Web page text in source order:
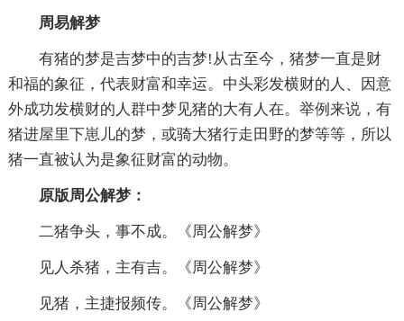
周易解梦
有猪的梦是吉梦中的吉梦!从古至今，猪梦一直是财
和福的象征，代表财富和幸运。中头彩发横财的人、因意
外成功发横财的人群中梦见猪的大有人在。举例来说，有
猪进屋里下崽儿的梦，或骑大猪行走田野的梦等等，所以
猪一直被认为是象征财富的动物。
原版周公解梦：
二猪争头，事不成。《周公解梦》
见人杀猪，主有吉。《周公解梦》
见猪，主捷报频传。《周公解梦》